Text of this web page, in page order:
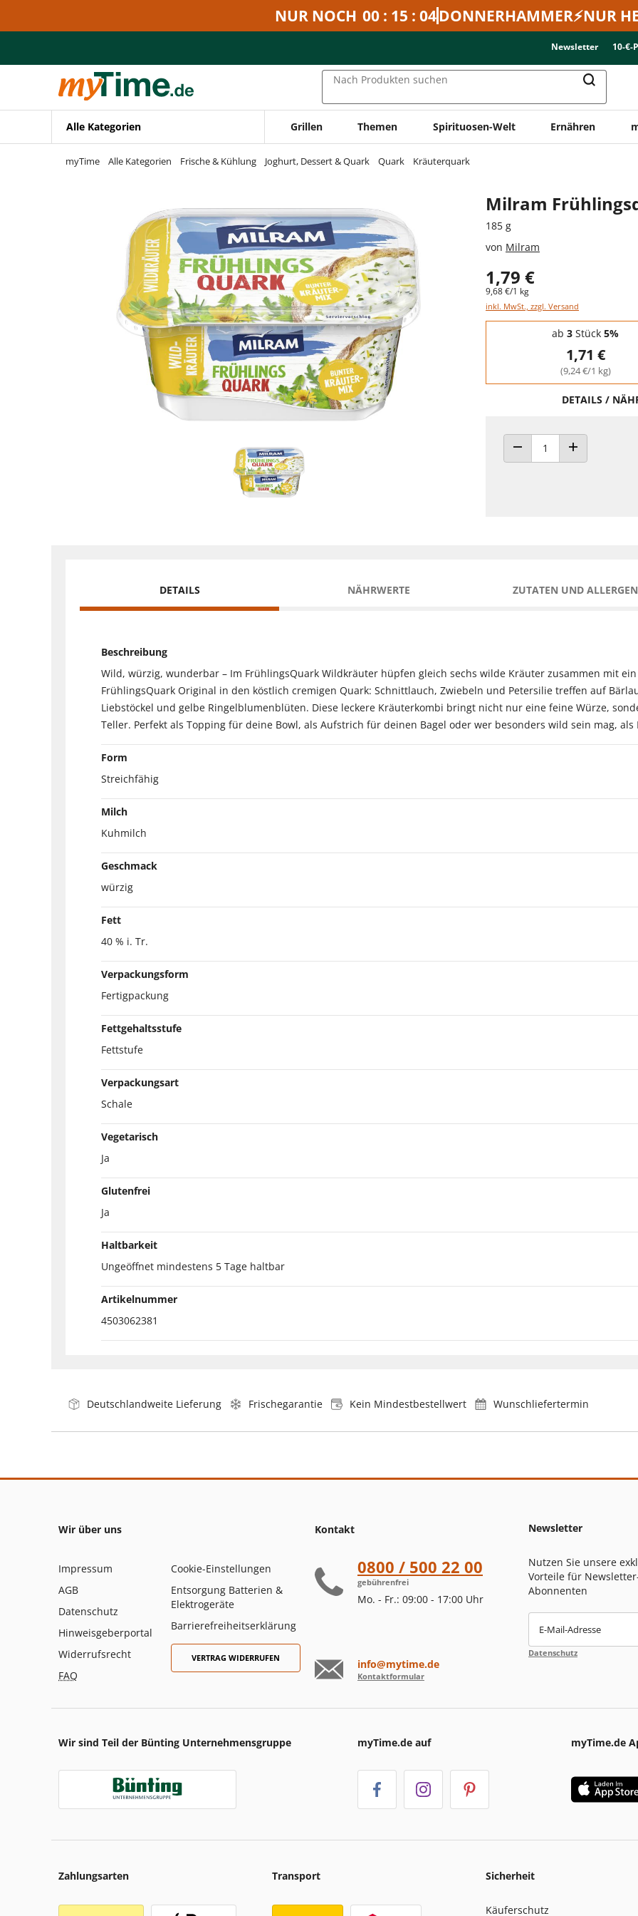
Zur Navigation springen
NUR NOCH 00 : 15 : 04DONNERHAMMER⚡NUR
Newsletter 10-€-
Nach Produkten suchen
Alle Kategorien Grillen Themen Spirituosen-Welt Ernähren
myTime Alle Kategorien Frische & Kühlung Joghurt, Dessert & Quark Quark Kräuterquark
Milram
185 g
von Milram
1,79 €
9,68 €/1 kg
inkl. MwSt., zzgl. Versand
Staffelpreise - Mengenrabatt
ab 3 Stück 5%
1,71 €
(9,24 €/1 kg)
DETAILS /
ANZAHL VERRINGERN
ANZAHL
DETAILS NÄHRWERTE ZUTATEN UND
Beschreibung
Wild, würzig, wunderbar – Im FrühlingsQuark Wildkräuter hüpfen gleich sechs wilde Kräuter zusammen mit
FrühlingsQuark Original in den köstlich cremigen Quark: Schnittlauch, Zwiebeln und Petersilie treffen auf
Liebstöckel und gelbe Ringelblumenblüten. Diese leckere Kräuterkombi bringt nicht nur eine feine Würze,
Teller. Perfekt als Topping für deine Bowl, als Aufstrich für deinen Bagel oder wer besonders wild sein mag,
Form
Streichfähig
Milch
Kuhmilch
Geschmack
würzig
Fett
40 % i. Tr.
Verpackungsform
Fertigpackung
Fettgehaltsstufe
Fettstufe
Verpackungsart
Schale
Vegetarisch
Ja
Glutenfrei
Ja
Haltbarkeit
Ungeöffnet mindestens 5 Tage haltbar
Artikelnummer
4503062381
Deutschlandweite Lieferung Frischegarantie Kein Mindestbestellwert Wunschliefertermin
Wir über uns
Impressum
AGB
Datenschutz
Hinweisgeberportal
Widerrufsrecht
FAQ
Cookie-Einstellungen
Entsorgung Batterien &
Elektrogeräte
Barrierefreiheitserklärung
VERTRAG WIDERRUFEN
Kontakt
0800 / 500 22 00
gebührenfrei
Mo. - Fr.: 09:00 - 17:00 Uhr
info@mytime.de
Kontaktformular
Newsletter
Nutzen Sie unsere
Vorteile für
Abonnenten
E-Mail-Adresse
Datenschutz
Wir sind Teil der Bünting Unternehmensgruppe myTime.de auf myTime.de
Zahlungsarten Transport Sicherheit
Käuferschutz